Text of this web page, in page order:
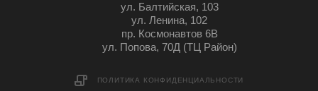
ул. Балтийская, 103
ул. Ленина, 102
пр. Космонавтов 6В
ул. Попова, 70Д (ТЦ Район)
ПОЛИТИКА КОНФИДЕНЦИАЛЬНОСТИ